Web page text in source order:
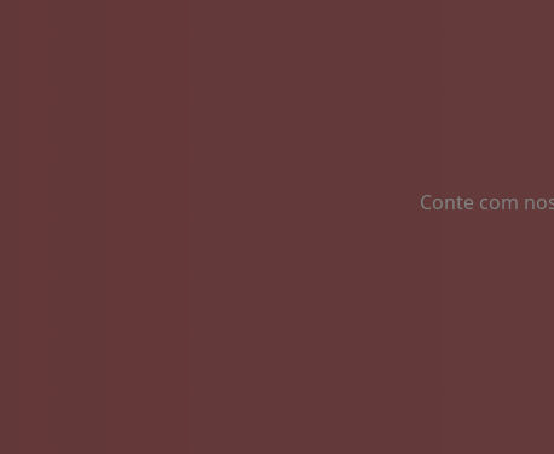
Conte com